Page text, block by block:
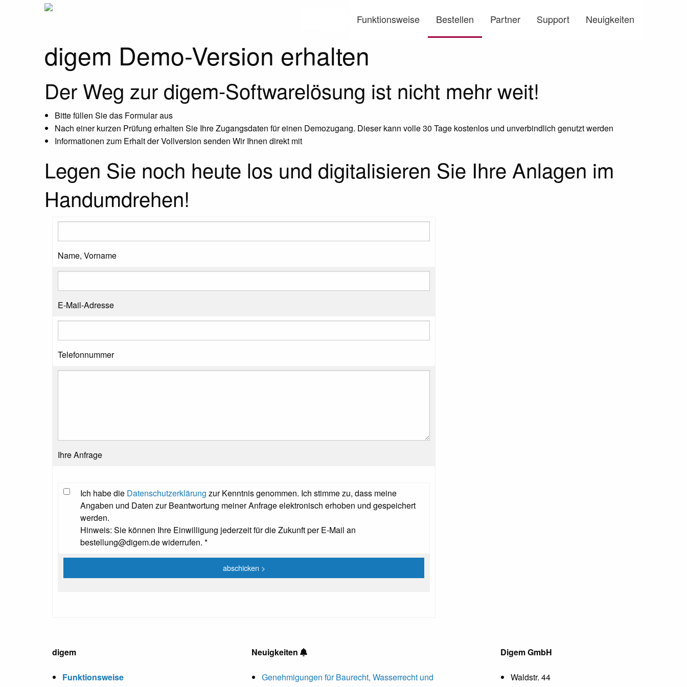
Funktionsweise Bestellen Partner Support Neuigkeiten
digem Demo-Version erhalten
Der Weg zur digem-Softwarelösung ist nicht mehr weit!
Bitte füllen Sie das Formular aus
Nach einer kurzen Prüfung erhalten Sie Ihre Zugangsdaten für einen Demozugang. Dieser kann volle 30 Tage kostenlos und unverbindlich genutzt werden
Informationen zum Erhalt der Vollversion senden Wir Ihnen direkt mit
Legen Sie noch heute los und digitalisieren Sie Ihre Anlagen im
Handumdrehen!
Name, Vorname
E-Mail-Adresse
Telefonnummer
Ihre Anfrage
Ich habe die Datenschutzerklärung zur Kenntnis genommen. Ich stimme zu, dass meine
Angaben und Daten zur Beantwortung meiner Anfrage elektronisch erhoben und gespeichert
werden.
Hinweis: Sie können Ihre Einwilligung jederzeit für die Zukunft per E-Mail an
bestellung@digem.de widerrufen. *
digem
Funktionsweise
Neuigkeiten
Genehmigungen für Baurecht, Wasserrecht und
Digem GmbH
Waldstr. 44